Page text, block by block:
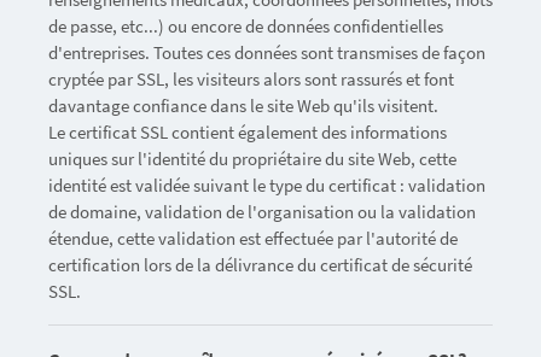
de passe, etc...) ou encore de données confidentielles
d'entreprises. Toutes ces données sont transmises de façon
cryptée par SSL, les visiteurs alors sont rassurés et font
davantage confiance dans le site Web qu'ils visitent.
Le certificat SSL contient également des informations
uniques sur l'identité du propriétaire du site Web, cette
identité est validée suivant le type du certificat : validation
de domaine, validation de l'organisation ou la validation
étendue, cette validation est effectuée par l'autorité de
certification lors de la délivrance du certificat de sécurité
SSL.